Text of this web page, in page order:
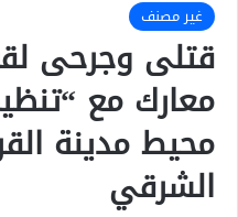
غير مصنف
قتلى وجرحى
معارك مع
محيط مدينة
الشرقي